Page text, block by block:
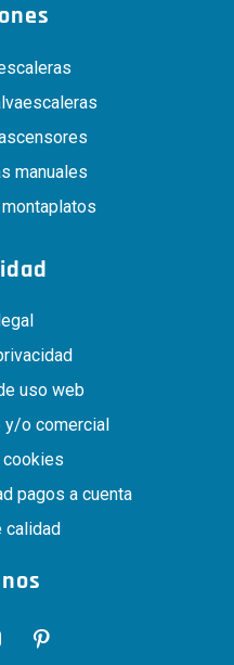
manuales
uso web
y/o comercial
cookies
pagos a cuenta
calidad
pinterest